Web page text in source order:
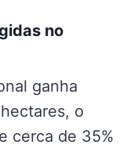
no
ganha
o
cerca de 35%